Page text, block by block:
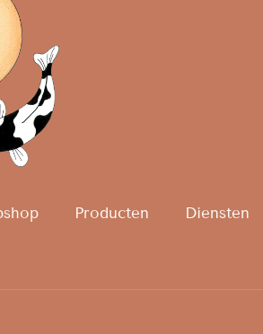
Producten Diensten